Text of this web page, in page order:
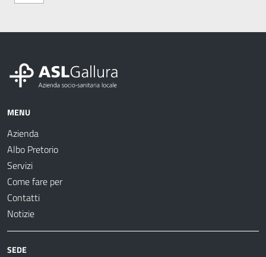
MENU
Azienda
Albo Pretorio
Servizi
Come fare per
Contatti
Notizie
SEDE